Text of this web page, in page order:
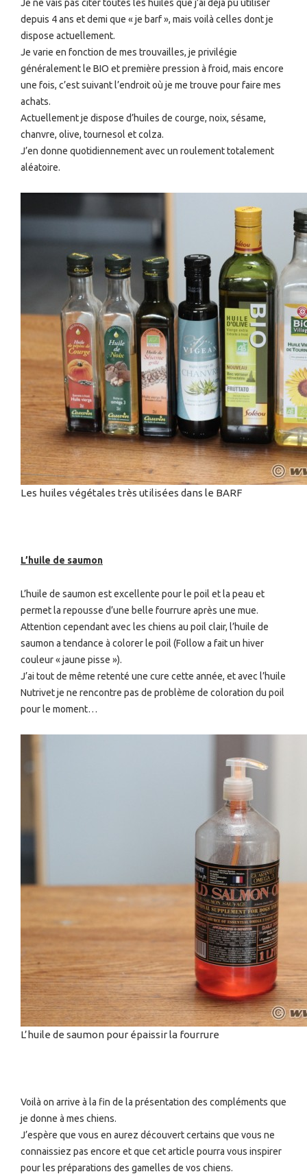
Je ne vais pas citer toutes les huiles que j’ai déjà pu utiliser
depuis 4 ans et demi que « je barf », mais voilà celles dont je
dispose actuellement.
Je varie en fonction de mes trouvailles, je privilégie
généralement le BIO et première pression à froid, mais encore
une fois, c’est suivant l’endroit où je me trouve pour faire mes
achats.
Actuellement je dispose d’huiles de courge, noix, sésame,
chanvre, olive, tournesol et colza.
J’en donne quotidiennement avec un roulement totalement
aléatoire.
Les huiles végétales très utilisées dans le BARF
L’huile de saumon
L’huile de saumon est excellente pour le poil et la peau et
permet la repousse d’une belle fourrure après une mue.
Attention cependant avec les chiens au poil clair, l’huile de
saumon a tendance à colorer le poil (Follow a fait un hiver
couleur « jaune pisse »).
J’ai tout de même retenté une cure cette année, et avec l’huile
Nutrivet je ne rencontre pas de problème de coloration du poil
pour le moment…
L’huile de saumon pour épaissir la fourrure
Voilà on arrive à la fin de la présentation des compléments que
je donne à mes chiens.
J’espère que vous en aurez découvert certains que vous ne
connaissiez pas encore et que cet article pourra vous inspirer
pour les préparations des gamelles de vos chiens.